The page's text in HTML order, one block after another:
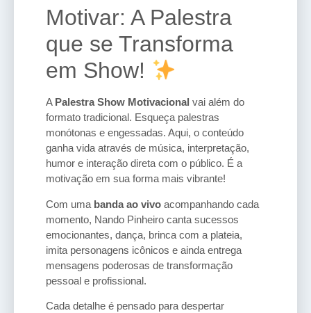
Motivar: A Palestra
que se Transforma
em Show!
A Palestra Show Motivacional vai além do
formato tradicional. Esqueça palestras
monótonas e engessadas. Aqui, o conteúdo
ganha vida através de música, interpretação,
humor e interação direta com o público. É a
motivação em sua forma mais vibrante!
Com uma banda ao vivo acompanhando cada
momento, Nando Pinheiro canta sucessos
emocionantes, dança, brinca com a plateia,
imita personagens icônicos e ainda entrega
mensagens poderosas de transformação
pessoal e profissional.
Cada detalhe é pensado para despertar